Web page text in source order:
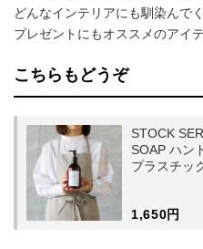
どんなインテリアにも馴染んで
プレゼントにもオススメのアイテ
こちらもどうぞ
STOCK
SOAP ハン
プラスチッ
1,650円